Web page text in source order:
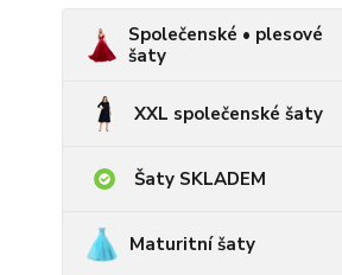
Společenské • plesové
šaty
XXL společenské šaty
Šaty SKLADEM
Maturitní šaty